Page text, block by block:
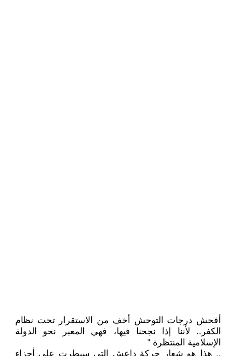
أفحش درجات التوحش أخف من الاستقرار تحت نظام
الكفر.. لأننا إذا نجحنا فيها، فهي المعبر نحو الدولة
الإسلامية المنتظرة "
.. هذا هو شعار حركة داعش التى سيطرت علي أجزاء